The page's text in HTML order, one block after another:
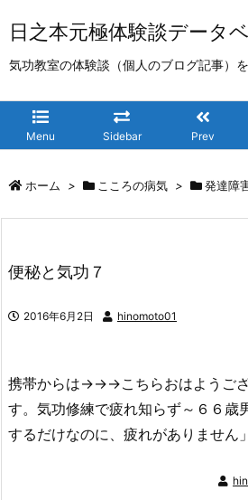
日之本元極体験談データ
気功教室の体験談（個人のブログ記事）
Menu Sidebar Prev
ホーム > こころの病気 > 発達障
便秘と気功７
2016年6月2日 hinomoto01
携帯からは→→→こちらおはようご
す。気功修練で疲れ知らず～６６歳
するだけなのに、疲れがありません